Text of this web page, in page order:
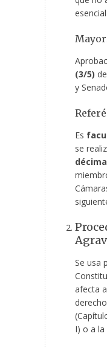
(3/5)
y
Es
se
Se usa
afecta
I) o a